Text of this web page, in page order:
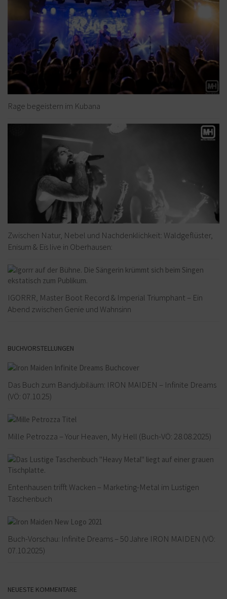
Rage begeistern im Kubana
Zwischen Natur, Nebel und Nachdenklichkeit: Waldgeflüster,
Enisum & Eïs live in Oberhausen:
IGORRR, Master Boot Record & Imperial Triumphant – Ein
Abend zwischen Genie und Wahnsinn
BUCHVORSTELLUNGEN
Das Buch zum Bandjubiläum: IRON MAIDEN – Infinite Dreams
(VÖ: 07.10.25)
Mille Petrozza – Your Heaven, My Hell (Buch-VÖ: 28.08.2025)
Entenhausen trifft Wacken – Marketing-Metal im Lustigen
Taschenbuch
Buch-Vorschau: Infinite Dreams – 50 Jahre IRON MAIDEN (VÖ:
07.10.2025)
NEUESTE KOMMENTARE